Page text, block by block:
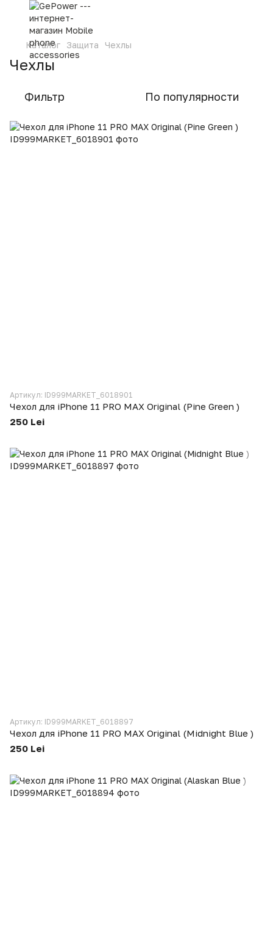
Каталог Защита Чехлы
Чехлы
Фильтр По популярности
Артикул: ID999MARKET_6018901
Чехол для iPhone 11 PRO MAX Original (Pine Green )
250 Lei
Артикул: ID999MARKET_6018897
Чехол для iPhone 11 PRO MAX Original (Midnight Blue )
250 Lei